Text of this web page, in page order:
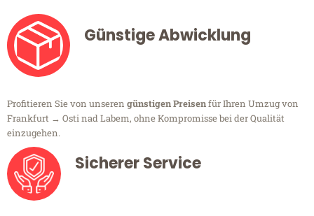
Günstige Abwicklung
Profitieren Sie von unseren günstigen Preisenfür Ihren Umzug von
Frankfurt → Osti nad Labem, ohne Kompromisse bei der Qualität
einzugehen.
Sicherer Service